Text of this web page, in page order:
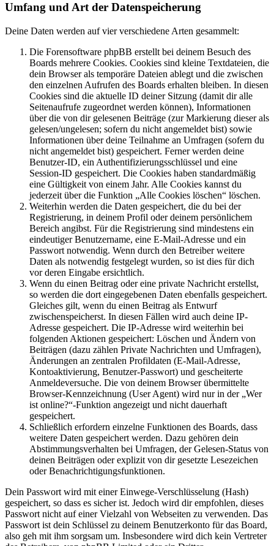
Umfang und Art der Datenspeicherung
Deine Daten werden auf vier verschiedene Arten gesammelt:
Die Forensoftware phpBB erstellt bei deinem Besuch des
Boards mehrere Cookies. Cookies sind kleine Textdateien, die
dein Browser als temporäre Dateien ablegt und die zwischen
den einzelnen Aufrufen des Boards erhalten bleiben. In diesen
Cookies sind die aktuelle ID deiner Sitzung (damit dir alle
Seitenaufrufe zugeordnet werden können), Informationen
über die von dir gelesenen Beiträge (zur Markierung dieser als
gelesen/ungelesen; sofern du nicht angemeldet bist) sowie
Informationen über deine Teilnahme an Umfragen (sofern du
nicht angemeldet bist) gespeichert. Ferner werden deine
Benutzer-ID, ein Authentifizierungsschlüssel und eine
Session-ID gespeichert. Die Cookies haben standardmäßig
eine Gültigkeit von einem Jahr. Alle Cookies kannst du
jederzeit über die Funktion „Alle Cookies löschen“ löschen.
Weiterhin werden die Daten gespeichert, die du bei der
Registrierung, in deinem Profil oder deinem persönlichem
Bereich angibst. Für die Registrierung sind mindestens ein
eindeutiger Benutzername, eine E-Mail-Adresse und ein
Passwort notwendig. Wenn durch den Betreiber weitere
Daten als notwendig festgelegt wurden, so ist dies für dich
vor deren Eingabe ersichtlich.
Wenn du einen Beitrag oder eine private Nachricht erstellst,
so werden die dort eingegebenen Daten ebenfalls gespeichert.
Gleiches gilt, wenn du einen Beitrag als Entwurf
zwischenspeicherst. In diesen Fällen wird auch deine IP-
Adresse gespeichert. Die IP-Adresse wird weiterhin bei
folgenden Aktionen gespeichert: Löschen und Ändern von
Beiträgen (dazu zählen Private Nachrichten und Umfragen),
Änderungen an zentralen Profildaten (E-Mail-Adresse,
Kontoaktivierung, Benutzer-Passwort) und gescheiterte
Anmeldeversuche. Die von deinem Browser übermittelte
Browser-Kennzeichnung (User Agent) wird nur in der „Wer
ist online?“-Funktion angezeigt und nicht dauerhaft
gespeichert.
Schließlich erfordern einzelne Funktionen des Boards, dass
weitere Daten gespeichert werden. Dazu gehören dein
Abstimmungsverhalten bei Umfragen, der Gelesen-Status von
deinen Beiträgen oder explizit von dir gesetzte Lesezeichen
oder Benachrichtigungsfunktionen.
Dein Passwort wird mit einer Einwege-Verschlüsselung (Hash)
gespeichert, so dass es sicher ist. Jedoch wird dir empfohlen, dieses
Passwort nicht auf einer Vielzahl von Webseiten zu verwenden. Das
Passwort ist dein Schlüssel zu deinem Benutzerkonto für das Board,
also geh mit ihm sorgsam um. Insbesondere wird dich kein Vertreter